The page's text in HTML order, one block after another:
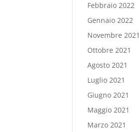
Febbraio 2022
Gennaio 2022
Novembre 2021
Ottobre 2021
Agosto 2021
Luglio 2021
Giugno 2021
Maggio 2021
Marzo 2021